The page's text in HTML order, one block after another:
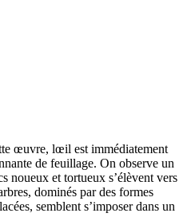
œuvre, lœil est immédiatement
de feuillage. On observe un
noueux et tortueux s’élèvent vers
dominés par des formes
semblent s’imposer dans un